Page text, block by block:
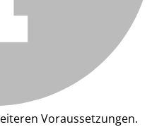
Voraussetzungen.